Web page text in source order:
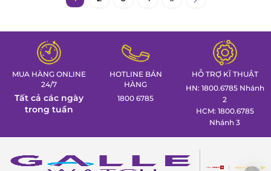
MUA HÀNG ONLINE
24/7
Tất cả các ngày
trong tuần
HOTLINE BÁN
HÀNG
1800 6785
HỖ TRỢ KĨ THUẬT
HN: 1800.6785 Nhánh
2
HCM: 1800.6785
Nhánh 3